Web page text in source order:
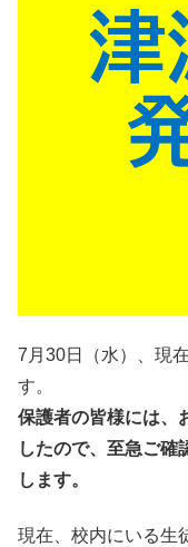
7月30日（水）、現
す。
保護者の皆様には、
したので、至急ご確
します。
現在、校内にいる生